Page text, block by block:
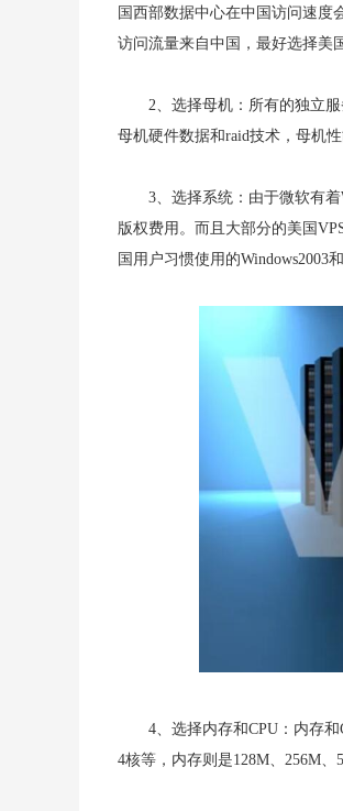
国西部数据中心在中国访问速度
访问流量来自中国，最好选择美
2、选择母机：所有的独立
母机硬件数据和raid技术，母机
3、选择系统：由于微软有
版权费用。而且大部分的美国
国用户习惯使用的Windows2003
4、选择内存和CPU：内存
4核等，内存则是128M、256M、